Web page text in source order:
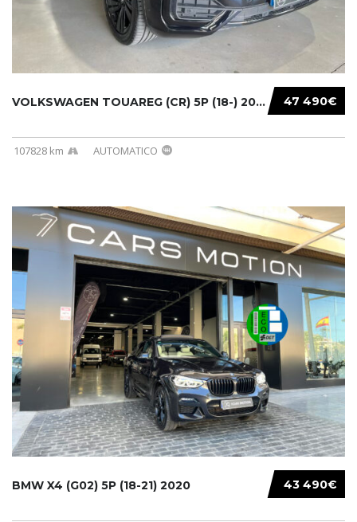
47 490€
VOLKSWAGEN TOUAREG (CR) 5P (18-) 2021...
107828 km AUTOMATICO
43 490€
BMW X4 (G02) 5P (18-21) 2020